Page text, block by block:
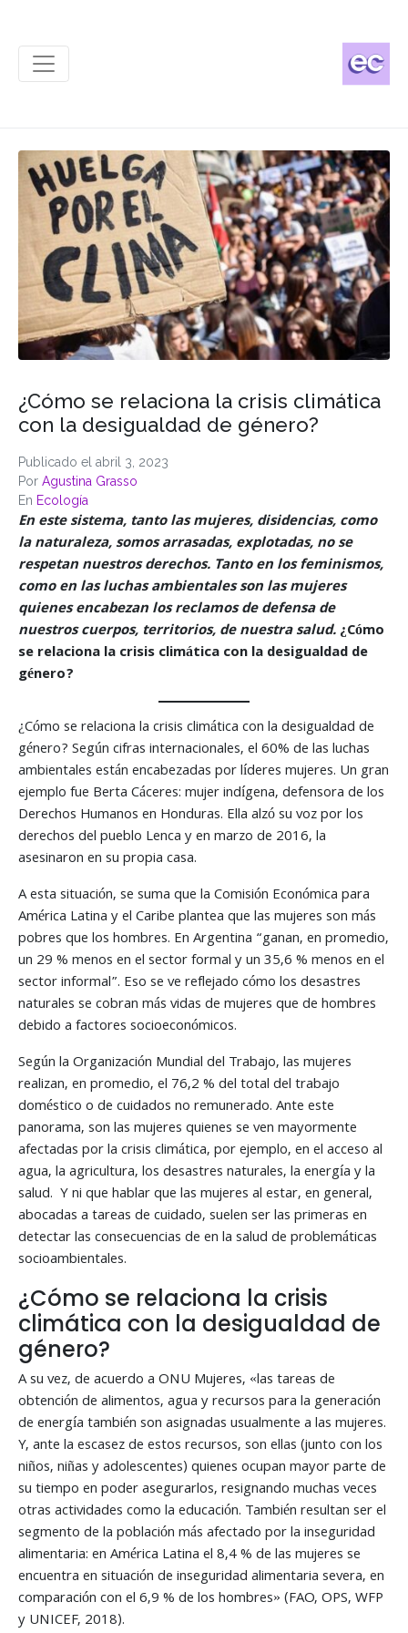
Publicado el abril 3, 2023
Por Agustina Grasso
En Ecología
¿Cómo se relaciona la crisis climática
con la desigualdad de género?
En este sistema, tanto las mujeres, disidencias, como
la naturaleza, somos arrasadas, explotadas, no se
respetan nuestros derechos. Tanto en los feminismos,
como en las luchas ambientales son las mujeres
quienes encabezan los reclamos de defensa de
nuestros cuerpos, territorios, de nuestra salud.¿Cómo
se relaciona la crisis climática con la desigualdad de
género?
¿Cómo se relaciona la crisis climática con la desigualdad de
género? Según cifras internacionales, el 60% de las luchas
ambientales están encabezadas por líderes mujeres. Un gran
ejemplo fue Berta Cáceres: mujer indígena, defensora de los
Derechos Humanos en Honduras. Ella alzó su voz por los
derechos del pueblo Lenca y en marzo de 2016, la
asesinaron en su propia casa.
A esta situación, se suma que la Comisión Económica para
América Latina y el Caribe plantea que las mujeres son más
pobres que los hombres. En Argentina “ganan, en promedio,
un 29 % menos en el sector formal y un 35,6 % menos en el
sector informal”. Eso se ve reflejado cómo los desastres
naturales se cobran más vidas de mujeres que de hombres
debido a factores socioeconómicos.
Según la Organización Mundial del Trabajo, las mujeres
realizan, en promedio, el 76,2 % del total del trabajo
doméstico o de cuidados no remunerado. Ante este
panorama, son las mujeres quienes se ven mayormente
afectadas por la crisis climática, por ejemplo, en el acceso al
agua, la agricultura, los desastres naturales, la energía y la
salud. Y ni que hablar que las mujeres al estar, en general,
abocadas a tareas de cuidado, suelen ser las primeras en
detectar las consecuencias de en la salud de problemáticas
socioambientales.
¿Cómo se relaciona la crisis
climática con la desigualdad de
género?
A su vez, de acuerdo a ONU Mujeres, «las tareas de
obtención de alimentos, agua y recursos para la generación
de energía también son asignadas usualmente a las mujeres.
Y, ante la escasez de estos recursos, son ellas (junto con los
niños, niñas y adolescentes) quienes ocupan mayor parte de
su tiempo en poder asegurarlos, resignando muchas veces
otras actividades como la educación. También resultan ser el
segmento de la población más afectado por la inseguridad
alimentaria: en América Latina el 8,4 % de las mujeres se
encuentra en situación de inseguridad alimentaria severa, en
comparación con el 6,9 % de los hombres» (FAO, OPS, WFP
y UNICEF, 2018).